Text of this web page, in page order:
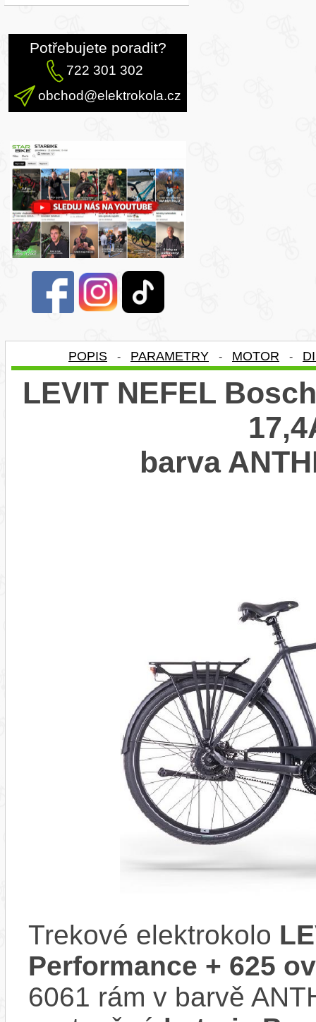
Potřebujete poradit?
722 301 302
obchod@elektrokola.cz
POPIS - PARAMETRY - MOTOR -
LEVIT NEFEL
barva
Trekové elektrokolo
Performance + 625
6061 rám v barvě